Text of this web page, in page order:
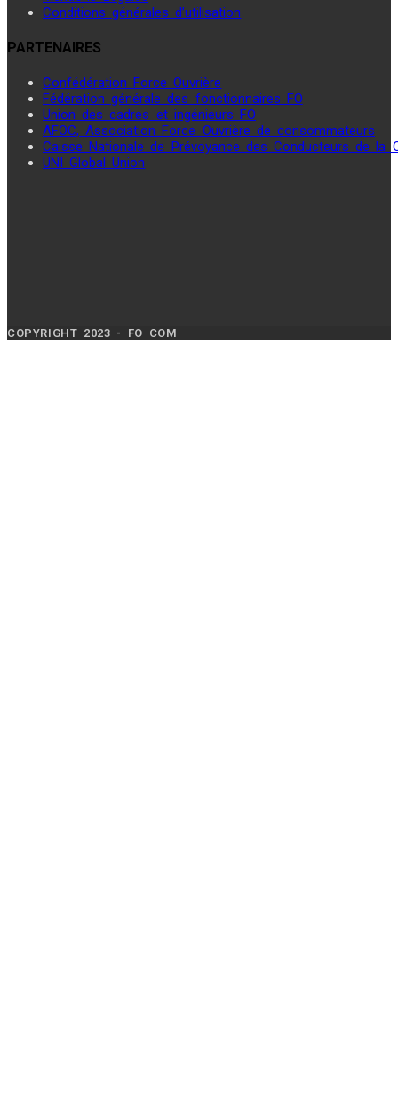
Conditions générales d’utilisation
PARTENAIRES
Confédération Force Ouvrière
Fédération générale des fonctionnaires FO
Union des cadres et ingénieurs FO
AFOC, Association Force Ouvrière de consommateurs
Caisse Nationale de Prévoyance des Conducteurs de la
UNI Global Union
COPYRIGHT 2023 - FO COM